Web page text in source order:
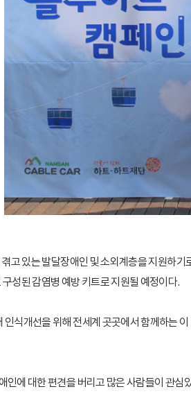
고 있는 발달장애인 및 소외계층을 지원하
성된 감염병 예방 키트로 지원될 예정이다.
식개선을 위해 전세계 곳곳에서 함께하는
에 대한 편견을 버리고 많은 사람들이 관